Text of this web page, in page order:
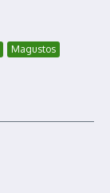
Magustos